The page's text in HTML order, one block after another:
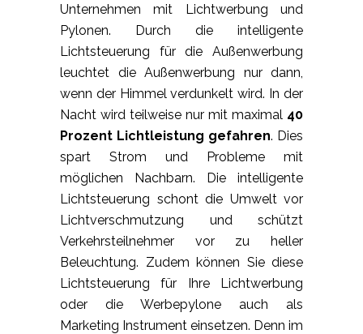
Unternehmen mit Lichtwerbung und
Pylonen. Durch die intelligente
Lichtsteuerung für die Außenwerbung
leuchtet die Außenwerbung nur dann,
wenn der Himmel verdunkelt wird. In der
Nacht wird teilweise nur mit maximal 40
Prozent Lichtleistung gefahren. Dies
spart Strom und Probleme mit
möglichen Nachbarn. Die intelligente
Lichtsteuerung schont die Umwelt vor
Lichtverschmutzung und schützt
Verkehrsteilnehmer vor zu heller
Beleuchtung. Zudem können Sie diese
Lichtsteuerung für Ihre Lichtwerbung
oder die Werbepylone auch als
Marketing Instrument einsetzen. Denn im